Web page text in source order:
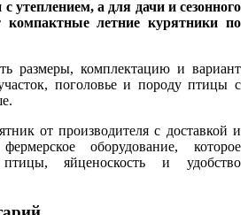
утеплением, а для дачи и сезонного
компактные летние курятники по
размеры, комплектацию и вариант
поголовье и породу птицы с
от производителя с доставкой и
оборудование, которое
яйценоскость и удобство